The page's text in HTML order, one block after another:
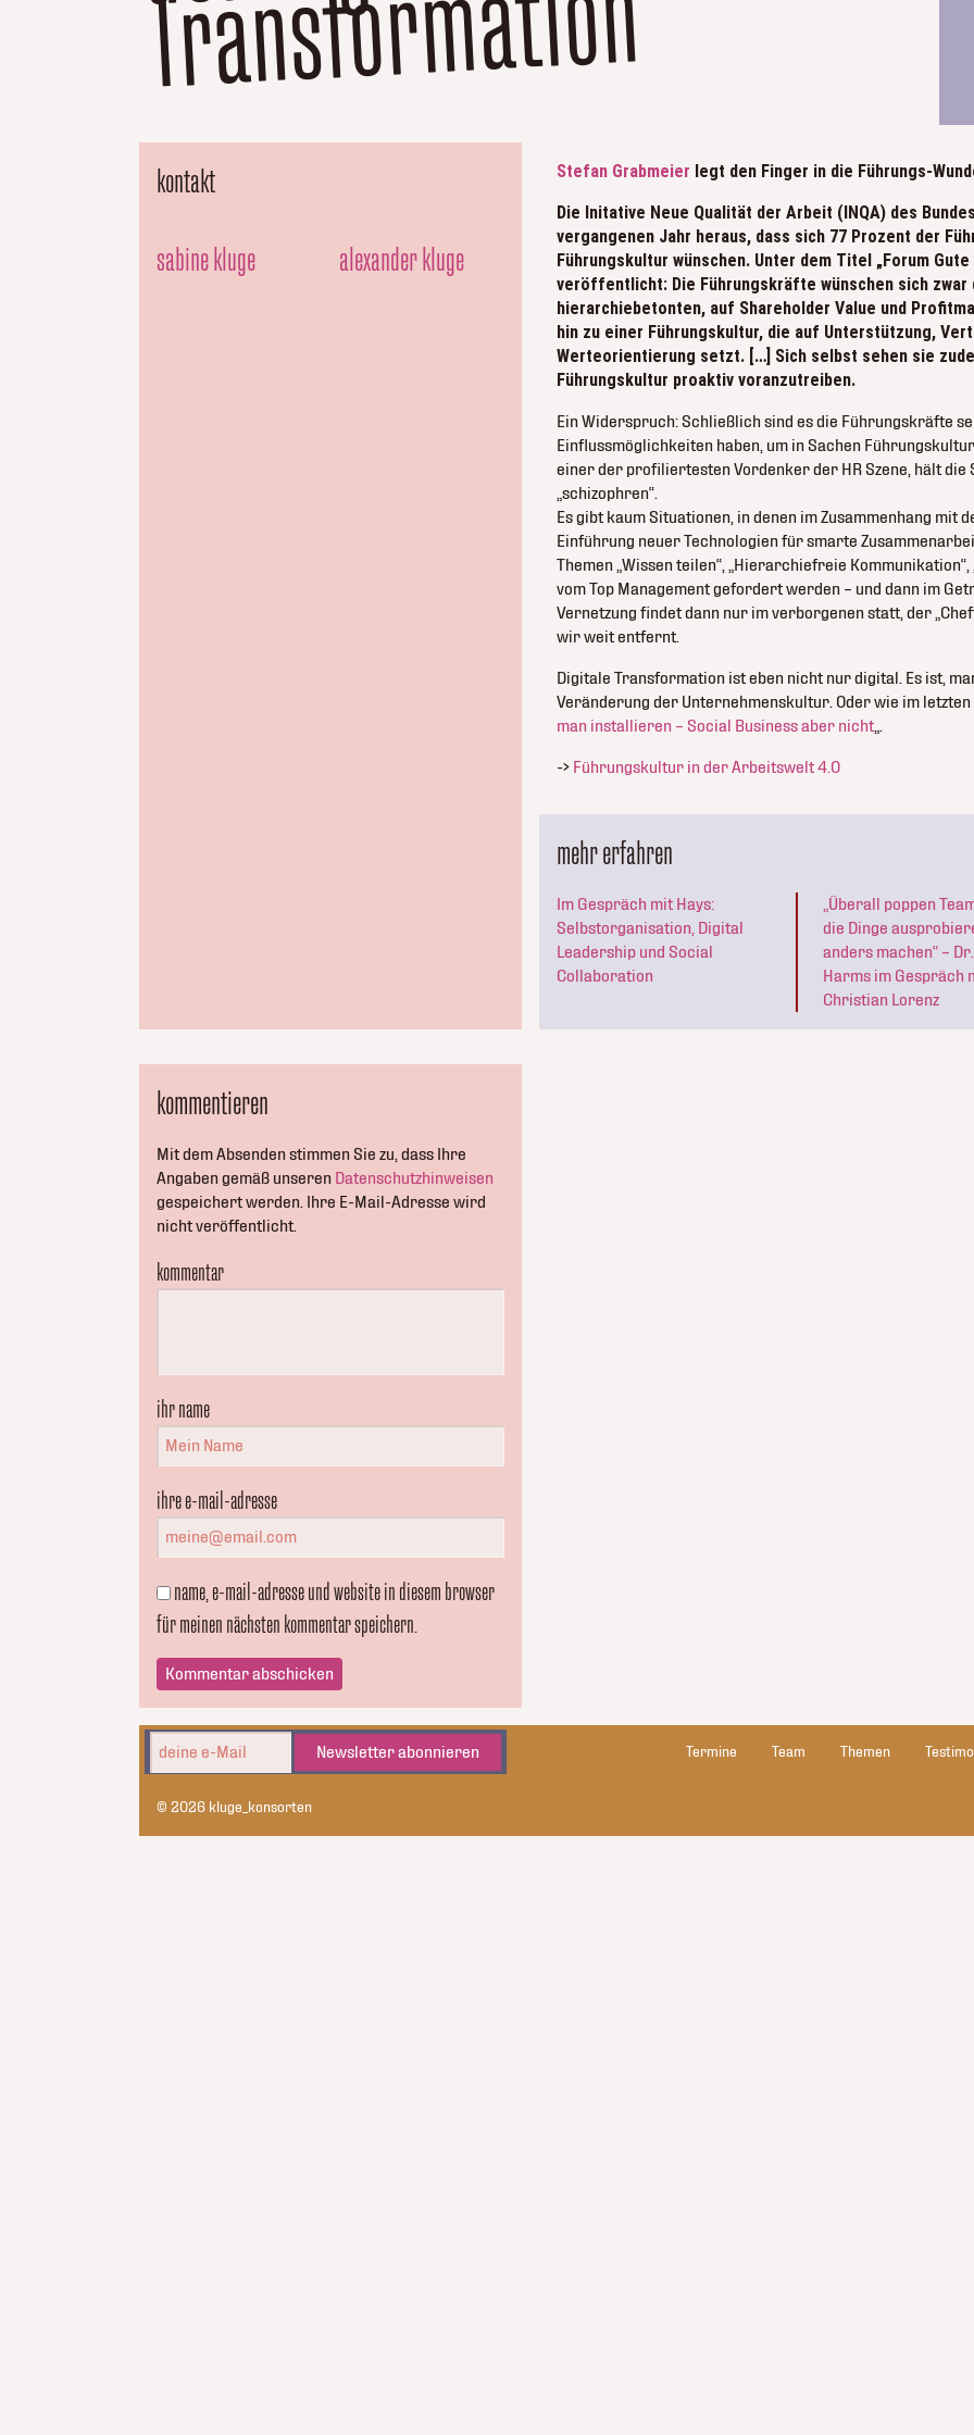
kontakt
sabine kluge alexander kluge
Stefan Grabmeier legt den Finger in die Führungs-
Die Initative Neue Qualität der Arbeit (INQA) des
vergangenen Jahr heraus, dass sich 77 Prozent der
Führungskultur wünschen. Unter dem Titel „Forum
veröffentlicht: Die Führungskräfte wünschen sich zwar
hierarchiebetonten, auf Shareholder Value und
hin zu einer Führungskultur, die auf Unterstützung,
Werteorientierung setzt. […] Sich selbst sehen sie
Führungskultur proaktiv voranzutreiben.
Ein Widerspruch: Schließlich sind es die Führungskräfte
Einflussmöglichkeiten haben, um in Sachen
einer der profiliertesten Vordenker der HR Szene, hält
„schizophren“.
Es gibt kaum Situationen, in denen im Zusammenhang mit
Einführung neuer Technologien für smarte
Themen „Wissen teilen“, „Hierarchiefreie
vom Top Management gefordert werden – und dann im
Vernetzung findet dann nur im verborgenen statt, der
wir weit entfernt.
Digitale Transformation ist eben nicht nur digital. Es ist,
Veränderung der Unternehmenskultur. Oder wie im
man installieren – Social Business aber nicht„.
-> Führungskultur in der Arbeitswelt 4.0
mehr erfahren
Im Gespräch mit Hays:
Selbstorganisation, Digital
Leadership und Social
Collaboration
„Überall poppen
die Dinge
anders machen“ –
Harms im Gespräch
Christian Lorenz
kommentieren
Mit dem Absenden stimmen Sie zu, dass Ihre
Angaben gemäß unseren Datenschutzhinweisen
gespeichert werden. Ihre E-Mail-Adresse wird
nicht veröffentlicht.
kommentar
ihr name
ihre e-mail-adresse
name, e-mail-adresse und website in diesem browser
für meinen nächsten kommentar speichern.
Newsletter abonnieren Termine Team Themen
© 2026 kluge_konsorten